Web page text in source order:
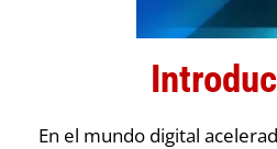
En el mundo digital